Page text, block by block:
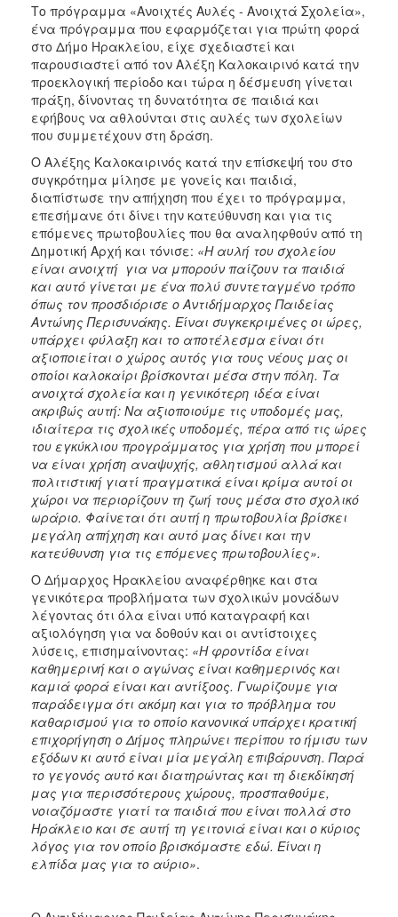
ΤΟΠΟΣ
ΠΟΛΙΤΙΣΜΟΣ
ΑΝΘΕΚΤΙΚΗ
ΠΟΛΗ
Το πρόγραμμα «Ανοιχτές Αυλές - Ανοιχτά Σχολεία»,
ένα πρόγραμμα που εφαρμόζεται για πρώτη φορά
στο Δήμο Ηρακλείου, είχε σχεδιαστεί και
παρουσιαστεί από τον Αλέξη Καλοκαιρινό κατά την
προεκλογική περίοδο και τώρα η δέσμευση γίνεται
πράξη, δίνοντας τη δυνατότητα σε παιδιά και
εφήβους να αθλούνται στις αυλές των σχολείων
που συμμετέχουν στη δράση.
Ο Αλέξης Καλοκαιρινός κατά την επίσκεψή του στο
συγκρότημα μίλησε με γονείς και παιδιά,
διαπίστωσε την απήχηση που έχει το πρόγραμμα,
επεσήμανε ότι δίνει την κατεύθυνση και για τις
επόμενες πρωτοβουλίες που θα αναληφθούν από τη
Δημοτική Αρχή και τόνισε: «Η αυλή του σχολείου
είναι ανοιχτή για να μπορούν παίζουν τα παιδιά
και αυτό γίνεται με ένα πολύ συντεταγμένο τρόπο
όπως τον προσδιόρισε ο Αντιδήμαρχος Παιδείας
Αντώνης Περισυνάκης. Είναι συγκεκριμένες οι ώρες,
υπάρχει φύλαξη και το αποτέλεσμα είναι ότι
αξιοποιείται ο χώρος αυτός για τους νέους μας οι
οποίοι καλοκαίρι βρίσκονται μέσα στην πόλη. Τα
ανοιχτά σχολεία και η γενικότερη ιδέα είναι
ακριβώς αυτή: Να αξιοποιούμε τις υποδομές μας,
ιδιαίτερα τις σχολικές υποδομές, πέρα από τις ώρες
του εγκύκλιου προγράμματος για χρήση που μπορεί
να είναι χρήση αναψυχής, αθλητισμού αλλά και
πολιτιστική γιατί πραγματικά είναι κρίμα αυτοί οι
χώροι να περιορίζουν τη ζωή τους μέσα στο σχολικό
ωράριο. Φαίνεται ότι αυτή η πρωτοβουλία βρίσκει
μεγάλη απήχηση και αυτό μας δίνει και την
κατεύθυνση για τις επόμενες πρωτοβουλίες».
Ο Δήμαρχος Ηρακλείου αναφέρθηκε και στα
γενικότερα προβλήματα των σχολικών μονάδων
λέγοντας ότι όλα είναι υπό καταγραφή και
αξιολόγηση για να δοθούν και οι αντίστοιχες
λύσεις, επισημαίνοντας: «Η φροντίδα είναι
καθημερινή και ο αγώνας είναι καθημερινός και
καμιά φορά είναι και αντίξοος. Γνωρίζουμε για
παράδειγμα ότι ακόμη και για το πρόβλημα του
καθαρισμού για το οποίο κανονικά υπάρχει κρατική
επιχορήγηση ο Δήμος πληρώνει περίπου το ήμισυ των
εξόδων κι αυτό είναι μία μεγάλη επιβάρυνση. Παρά
το γεγονός αυτό και διατηρώντας και τη διεκδίκησή
μας για περισσότερους χώρους, προσπαθούμε,
νοιαζόμαστε γιατί τα παιδιά που είναι πολλά στο
Ηράκλειο και σε αυτή τη γειτονιά είναι και ο κύριος
λόγος για τον οποίο βρισκόμαστε εδώ. Είναι η
ελπίδα μας για το αύριο».